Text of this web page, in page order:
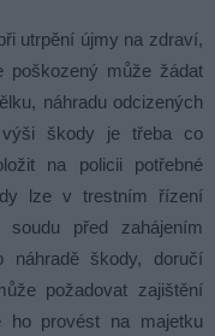
utrpění újmy na zdraví,
poškozený může žádat
náhradu odcizených
výši škody je třeba co
na policii potřebné
lze v trestním řízení
před zahájením
náhradě škody, doručí
požadovat zajištění
ho provést na majetku